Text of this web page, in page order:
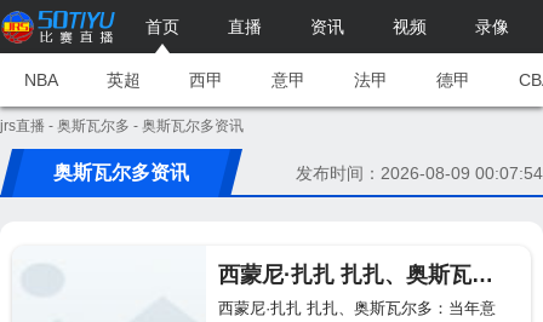
首页 直播 资讯 视频 录像
NBA 英超 西甲 意甲 法甲 德甲
jrs直播 - 奥斯瓦尔多 - 奥斯瓦尔多资讯
奥斯瓦尔多资讯 发布时间：2026-08-09 00:07:54
西蒙尼·扎扎 扎扎、奥斯瓦尔多：当年意大利国家队的知名前锋，现在在哪？
西蒙尼·扎扎 扎扎、奥斯瓦尔多：当年意